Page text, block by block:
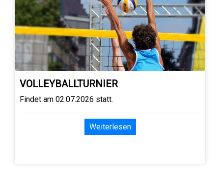
VOLLEYBALLTURNIER
Findet am 02.07.2026 statt.
Weiterlesen